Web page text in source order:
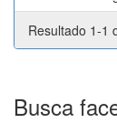
Resultado 1-1
Busca